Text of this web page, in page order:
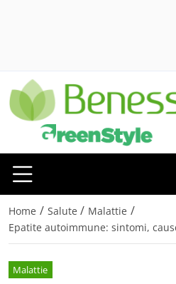
Home / Salute / Malattie /
Epatite autoimmune: sintomi,
Malattie